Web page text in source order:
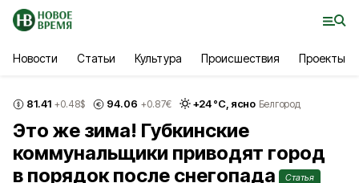
Новости Статьи Культура Происшествия Проекты
81.41 +0.48$ 94.06 +0.87€ +24°С, ясно Белгород
Это же зима! Губкинские
коммунальщики приводят город
в порядок после снегопада
Статья